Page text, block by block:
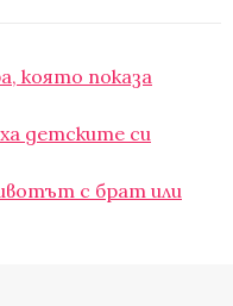
която показа
детските си
с брат или